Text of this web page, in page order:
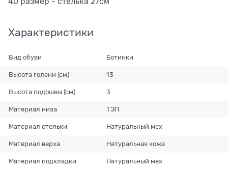
Характеристики
Вид обуви Ботинки
Высота голени (см) 13
Высота подошвы (см) 3
Материал низа ТЭП
Материал стельки Натуральный мех
Материал верха Натуральная кожа
Материал подкладки Натуральный мех